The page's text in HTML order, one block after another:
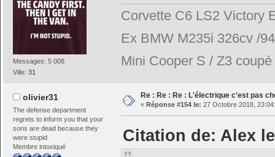
Messages: 5 008
Ville:31
Corvette C6 LS2 Victory
Ex BMW M235i 326cv /
Mini Cooper S / Z3
olivier31
The defense department
regrets to inform you that your
sons are dead because they
were stupid
Membre intoxiqué
Re : Re : Re : L'électrique c'est pas
« Réponse #154 le: 27 Octobre 2018,
Citation de: Alex